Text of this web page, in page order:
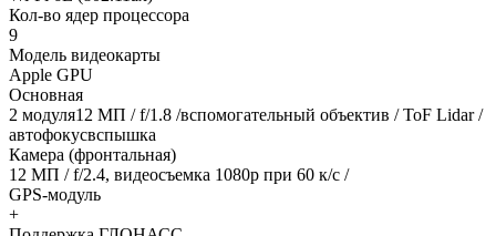
Кол-во ядер процессора
9
Модель видеокарты
Apple GPU
Основная
2 модуля12 МП / f/1.8 /вспомогательный объектив / ToF Lidar /
автофокусвспышка
Камера (фронтальная)
12 МП / f/2.4, видеосъемка 1080р при 60 к/с /
GPS-модуль
+